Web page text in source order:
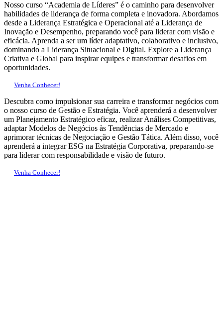
Nosso curso “Academia de Líderes” é o caminho para desenvolver
habilidades de liderança de forma completa e inovadora. Abordamos
desde a Liderança Estratégica e Operacional até a Liderança de
Inovação e Desempenho, preparando você para liderar com visão e
eficácia. Aprenda a ser um líder adaptativo, colaborativo e inclusivo,
dominando a Liderança Situacional e Digital. Explore a Liderança
Criativa e Global para inspirar equipes e transformar desafios em
oportunidades.
Venha Conhecer!
Descubra como impulsionar sua carreira e transformar negócios com
o nosso curso de Gestão e Estratégia. Você aprenderá a desenvolver
um Planejamento Estratégico eficaz, realizar Análises Competitivas,
adaptar Modelos de Negócios às Tendências de Mercado e
aprimorar técnicas de Negociação e Gestão Tática. Além disso, você
aprenderá a integrar ESG na Estratégia Corporativa, preparando-se
para liderar com responsabilidade e visão de futuro.
Venha Conhecer!